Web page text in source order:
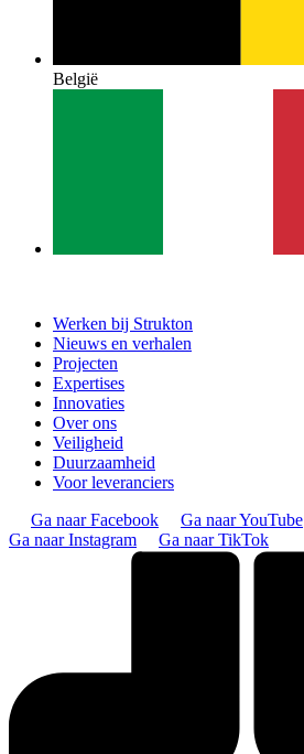
België
Werken bij Strukton
Nieuws en verhalen
Projecten
Expertises
Innovaties
Over ons
Veiligheid
Duurzaamheid
Voor leveranciers
Ga naar Facebook
Ga naar YouTube
Ga naar Instagram
Ga naar TikTok